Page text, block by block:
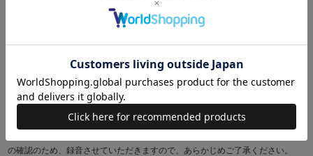
サマンサタバサグループカスタマーセンター：
AM10:00～PM6:00（土・日・祝日を除く）
※電話番号をご通知の上、おかけください。（非通知設定でのお電話はお受け
することができません。）
の確認のため、録音させていただきますので、あらかじめご了承ください。